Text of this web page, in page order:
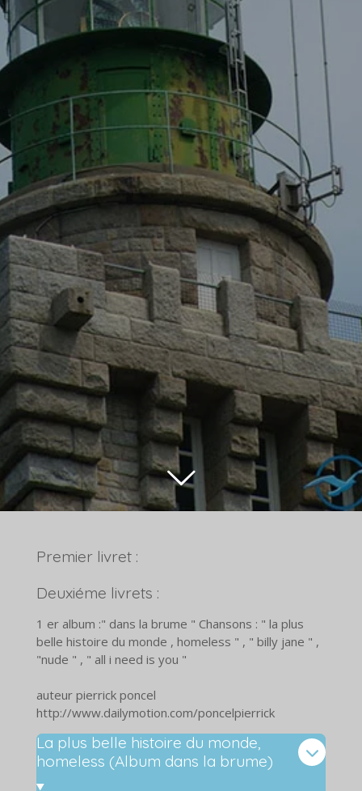
Premier livret :
Deuxiéme livrets :
1 er album :" dans la brume " Chansons : " la plus
belle histoire du monde , homeless " , " billy jane " ,
"nude " , " all i need is you "
auteur pierrick poncel
http://www.dailymotion.com/poncelpierrick
La plus belle histoire du monde,
homeless (Album dans la brume)